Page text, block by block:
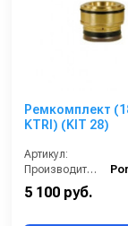
Ремкомплект
KTRI) (KIT 28)
Артикул:
Производитель:
5 100 руб.